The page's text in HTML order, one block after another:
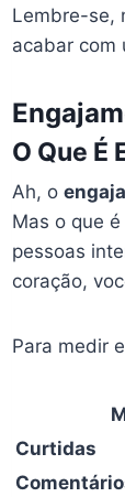
Lembre-se,
acabar com
O Que É
Ah, o
Mas o que
pessoas
coração,
Para medir
Curtidas